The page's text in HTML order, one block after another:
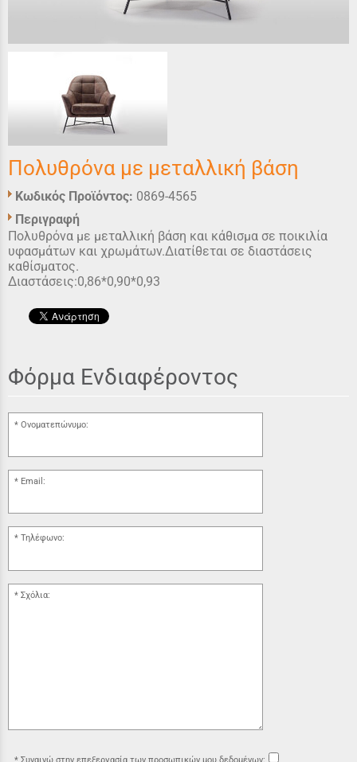
Πολυθρόνα με μεταλλική βάση
Κωδικός Προϊόντος: 0869-4565
Περιγραφή
Πολυθρόνα με μεταλλική βάση και κάθισμα σε ποικιλία
υφασμάτων και χρωμάτων.Διατίθεται σε διαστάσεις
καθίσματος.
Διαστάσεις:0,86*0,90*0,93
Φόρμα Ενδιαφέροντος
Ονοματεπώνυμο:
Email:
Τηλέφωνο:
Σχόλια:
Συναινώ στην επεξεργασία των προσωπικών μου δεδομένων: